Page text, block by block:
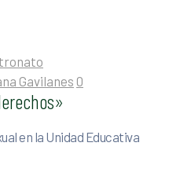
Gavilanes 0
en la Unidad Educativa